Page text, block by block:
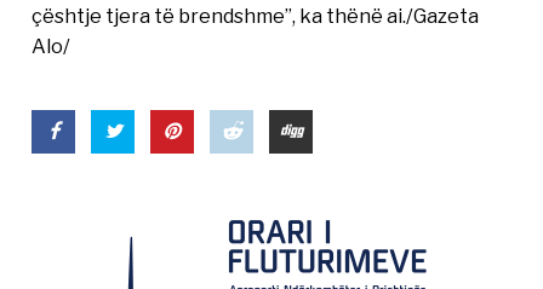
çështje tjera të brendshme”, ka thënë ai./Gazeta
Alo/